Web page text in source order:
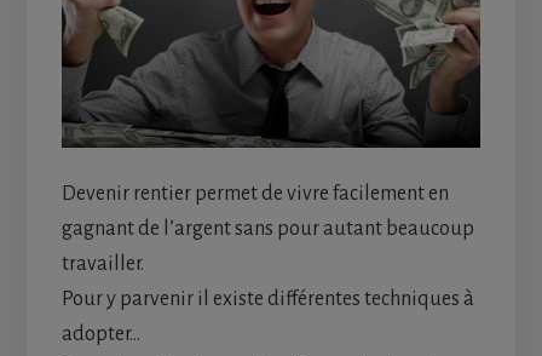
Devenir rentier permet de vivre facilement en
gagnant de l’argent sans pour autant beaucoup
travailler.
Pour y parvenir il existe différentes techniques à
adopter…